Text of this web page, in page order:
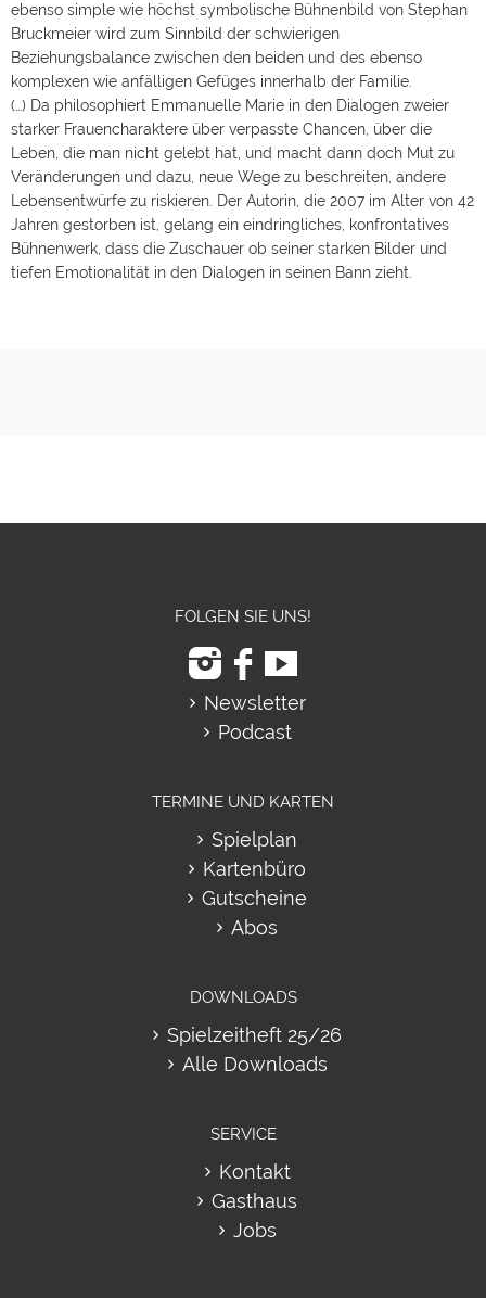
ebenso simple wie höchst symbolische Bühnenbild von Stephan
Bruckmeier wird zum Sinnbild der schwierigen
Beziehungsbalance zwischen den beiden und des ebenso
komplexen wie anfälligen Gefüges innerhalb der Familie.
(…) Da philosophiert Emmanuelle Marie in den Dialogen zweier
starker Frauencharaktere über verpasste Chancen, über die
Leben, die man nicht gelebt hat, und macht dann doch Mut zu
Veränderungen und dazu, neue Wege zu beschreiten, andere
Lebensentwürfe zu riskieren. Der Autorin, die 2007 im Alter von 42
Jahren gestorben ist, gelang ein eindringliches, konfrontatives
Bühnenwerk, dass die Zuschauer ob seiner starken Bilder und
tiefen Emotionalität in den Dialogen in seinen Bann zieht.
FOLGEN SIE UNS!
Newsletter
Podcast
TERMINE UND KARTEN
Spielplan
Kartenbüro
Gutscheine
Abos
DOWNLOADS
Spielzeitheft 25/26
Alle Downloads
SERVICE
Kontakt
Gasthaus
Jobs